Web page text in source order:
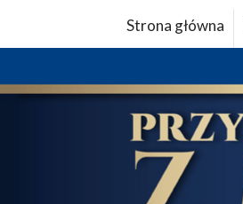
Strona główna